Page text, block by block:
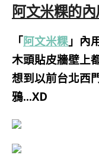
阿文米粿的
「阿文米粿 」內
木頭貼皮牆壁上
想到以前台北西
鴉…XD